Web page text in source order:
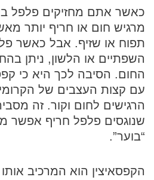
כאשר אתם מחזיקים פלפל
מרגיש חום או חריף יותר
תפוח או שזיף. אבל כאשר
השפתיים או הלשון, ניתן
החום. הסיבה לכך היא כי
עם קצות העצבים של
הרגישים לחום וקור. זה
שנוגסים פלפל חריף אפשר
“בוער”.
הקפסאיצין הוא המרכיב